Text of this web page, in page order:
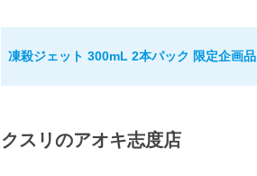
凍殺ジェット 300mL 2本パック 限定企画品
クスリのアオキ志度店